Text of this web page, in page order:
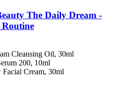
The Daily Dream -​
Cleansing Oil, 30ml
200, 10ml
Cream, 30ml